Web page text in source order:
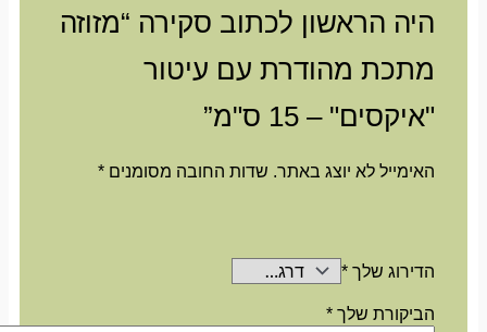
היה הראשון לכתוב סקירה “מזוזה
מתכת מהודרת עם עיטור
"איקסים" – 15 ס"מ”
האימייל לא יוצג באתר. שדות החובה מסומנים*
הדירוג שלך*
הביקורת שלך*